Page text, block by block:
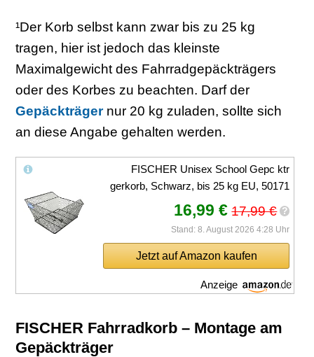
¹Der Korb selbst kann zwar bis zu 25 kg
tragen, hier ist jedoch das kleinste
Maximalgewicht des Fahrradgepäckträgers
oder des Korbes zu beachten. Darf der
Gepäckträgernur 20 kg zuladen, sollte sich
an diese Angabe gehalten werden.
FISCHER Unisex School Gepc ktr
gerkorb, Schwarz, bis 25 kg EU, 50171
16,99 € 17,99 € ?
Stand: 8. August 2026 4:28 Uhr
Jetzt auf Amazon kaufen
Anzeige
FISCHER Fahrradkorb – Montage am
Gepäckträger